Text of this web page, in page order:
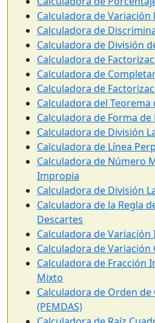
Calculadora de Variación
Calculadora de
Calculadora de División
Calculadora de
Calculadora de
Calculadora de
Calculadora del Teorema
Calculadora de Forma
Calculadora de División
Calculadora de Línea
Calculadora de Número
Impropia
Calculadora de División
Calculadora de la Regla
Descartes
Calculadora de Variación
Calculadora de Variación
Calculadora de Fracción
Mixto
Calculadora de Orden de
(PEMDAS)